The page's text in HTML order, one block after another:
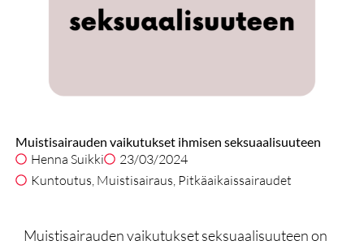
Muistisairauden vaikutukset ihmisen seksuaalisuuteen
Henna Suikki
23/03/2024
Kuntoutus, Muistisairaus, Pitkäaikaissairaudet
Muistisairauden vaikutukset seksuaalisuuteen on